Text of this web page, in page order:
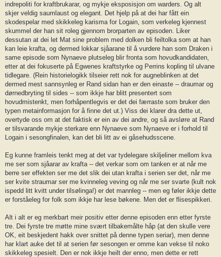
indrepoliti for kraftbrukarar, og mykje eksposisjon om warders. Og alt
skjer veldig saumlaust og elegant. Det hjelp på at dei har fått ein
skodespelar med skikkeleg karisma for Logain, som verkeleg kjennest
skummel der han sit roleg gjennom brorparten av episoden. Liker
dessutan at dei let Mat sine problem med dolken bli feiltolka som at han
kan leie krafta, og dermed lokkar sjåarane til å vurdere han som Draken i
same episode som Nynaeve plutseleg blir fronta som hovudkandidaten,
etter at dei fokuserte på Egwenes kraftstyrke og Perrins kopling til ulvane
tidlegare. (Rein historielogikk tilseier rett nok for augneblinken at det
dermed mest sannsynleg er Rand sidan han er den einaste -- draumar og
dørnedbryting til sides -- som ikkje har blitt presentert som
hovudmistenkt, men forhåpentlegvis er det dei færraste som bruker den
typen metainformasjon for å finne det ut.) Viss dei klarer dra dette ut,
overtyde oss om at det faktisk er ein av dei andre, og så avsløre at Rand
er tilsvarande mykje sterkare enn Nynaeve som Nynaeve er i forhold til
Logain i sesongfinalen, kan det bli litt av ei gåsehudsscene.
Eg kunne framleis tenkt meg at det var tydelegare skiljeliner mellom kva
me ser som sjåarar av krafta -- det verkar som om tanken er at når me
berre ser effekten ser me det slik dei utan krafta i serien ser det, når me
ser kvite straumar ser me kvinneleg veving og når me ser svarte (kult nok
ispedd litt kvitt under tilsølinga!) er det mannleg -- men eg føler ikkje dette
er forståeleg for folk som ikkje har lese bøkene. Men det er flisespikkeri.
Alt i alt er eg merkbart meir positiv etter denne episoden enn etter fyrste
tre. Dei fyrste tre møtte mine svært tilbakemålte håp (at den skulle vere
OK, eit beskjedent hakk over snittet på denne typen seriar), men denne
har klart auke det til at serien før sesongen er omme kan vekse til noko
skikkeleg spesielt. Den er nok ikkje heilt der enno, men dette er rett